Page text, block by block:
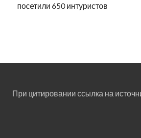
посетили 650 интуристов
При цитировании ссылка на